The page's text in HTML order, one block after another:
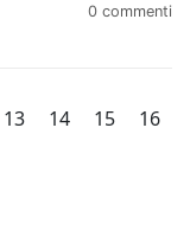
0 commenti
13 14 15
16